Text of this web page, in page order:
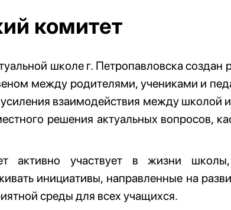
комитет
школе г. Петропавловска создан
между родителями, учениками и
взаимодействия между школой
решения актуальных вопросов,
активно участвует в жизни
инициативы, направленные на
среды для всех учащихся.